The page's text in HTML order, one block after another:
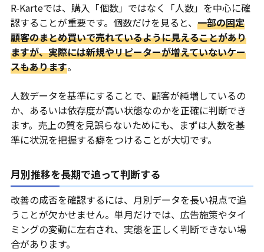
R-Karteでは、購入「個数」ではなく「人数」を中心に確
認することが重要です。個数だけを見ると、一部の固定
顧客のまとめ買いで売れているように見えることがあり
ますが、実際には新規やリピーターが増えていないケー
スもあります。
人数データを基準にすることで、顧客が純増しているの
か、あるいは依存度が高い状態なのかを正確に判断でき
ます。売上の質を見誤らないためにも、まずは人数を基
準に状況を把握する癖をつけることが大切です。
月別推移を長期で追って判断する
改善の成否を確認するには、月別データを長い視点で追
うことが欠かせません。単月だけでは、広告施策やタイ
ミングの変動に左右され、実態を正しく判断できない場
合があります。